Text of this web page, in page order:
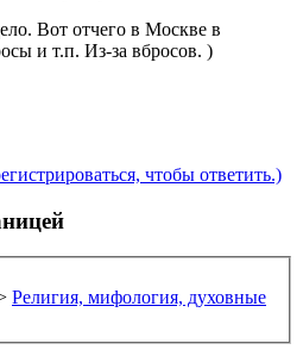
Вот отчего в Москве в
и т.п. Из-за вбросов. )
чтобы ответить.)
Религия, мифология, духовные